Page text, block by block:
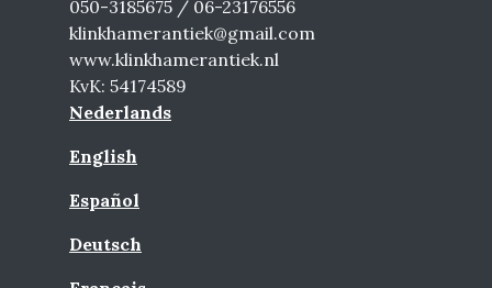
050-3185675 / 06-23176556
klinkhamerantiek@gmail.com
www.klinkhamerantiek.nl
KvK: 54174589
Nederlands
English
Español
Deutsch